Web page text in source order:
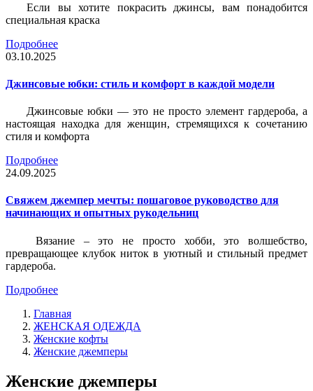
Если вы хотите покрасить джинсы, вам понадобится
специальная краска
Подробнее
03.10.2025
Джинсовые юбки: стиль и комфорт в каждой модели
Джинсовые юбки — это не просто элемент гардероба, а
настоящая находка для женщин, стремящихся к сочетанию
стиля и комфорта
Подробнее
24.09.2025
Свяжем джемпер мечты: пошаговое руководство для
начинающих и опытных рукодельниц
Вязание – это не просто хобби, это волшебство,
превращающее клубок ниток в уютный и стильный предмет
гардероба.
Подробнее
Главная
ЖЕНСКАЯ ОДЕЖДА
Женские кофты
Женские джемперы
Женские джемперы